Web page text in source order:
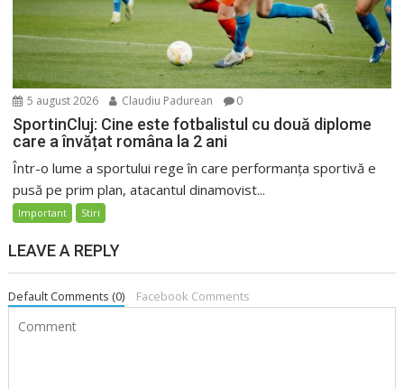
5 august 2026 Claudiu Padurean 0
SportinCluj: Cine este fotbalistul cu două diplome
care a învățat româna la 2 ani
Într-o lume a sportului rege în care performanța sportivă e
pusă pe prim plan, atacantul dinamovist...
Important Stiri
LEAVE A REPLY
Default Comments (0) Facebook Comments